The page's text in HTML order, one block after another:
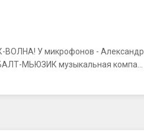
ВОЛНА! У микрофонов - Александр
МЬЮЗИК музыкальная компа...